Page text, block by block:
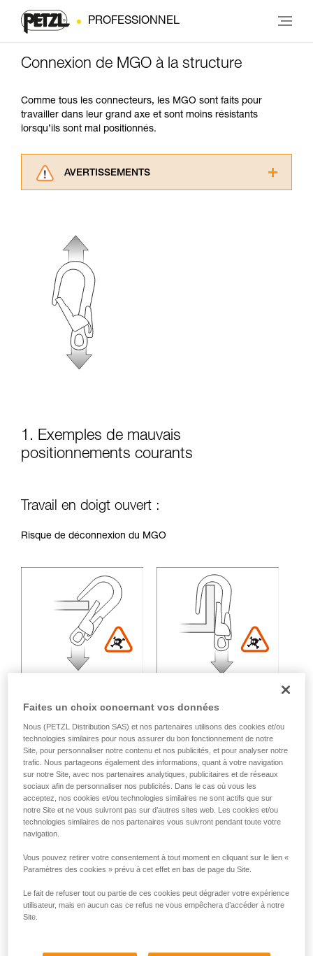
PROFESSIONNEL
Connexion de MGO à la structure
Comme tous les connecteurs, les MGO sont faits pour
travailler dans leur grand axe et sont moins résistants
lorsqu’ils sont mal positionnés.
AVERTISSEMENTS
informations de la notice technique pour
pouvoir comprendre ce complément
d’informations.
Maîtriser ces techniques nécessite une
formation et un entraînement spécifique. Validez
avec un professionnel votre capacité à refaire
la manipulation, seul, en toute sécurité, avant
de la reproduire en autonomie.
Nous donnons des exemples de techniques
liées à votre activité. Il peut en exister d’autres
1. Exemples de mauvais
positionnements courants
Travail en doigt ouvert :
Risque de déconnexion du MGO
Charge multidirectionnelle :
Perte de résistance variable en fonction de l'angle entre les
axes d'effort.
Faites un choix concernant vos données
Nous (PETZL Distribution SAS) et nos partenaires utilisons des cookies et/ou
technologies similaires pour nous assurer du bon fonctionnement de notre
Site, pour personnaliser notre contenu et nos publicités, et pour analyser notre
trafic. Nous partageons également des informations, quant à votre navigation
sur notre Site, avec nos partenaires analytiques, publicitaires et de réseaux
sociaux afin de personnaliser nos publicités. Dans le cas où vous les
acceptez, nos cookies et/ou technologies similaires ne sont actifs que sur
notre Site et ne vous suivront pas sur d’autres sites web. Les cookies et/ou
technologies similaires de nos partenaires vous suivront pendant toute votre
navigation.
Vous pouvez retirer votre consentement à tout moment en cliquant sur le lien «
Paramètres des cookies » prévu à cet effet en bas de page du Site.
Le fait de refuser tout ou partie de ces cookies peut dégrader votre expérience
utilisateur, mais en aucun cas ce refus ne vous empêchera d’accéder à notre
Site.